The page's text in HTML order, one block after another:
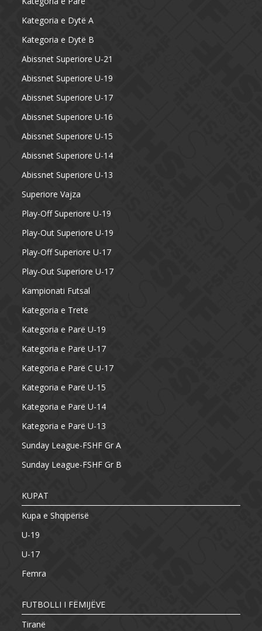
Kategoria e Dytë A
Kategoria e Dytë B
Abissnet Superiore U-21
Abissnet Superiore U-19
Abissnet Superiore U-17
Abissnet Superiore U-16
Abissnet Superiore U-15
Abissnet Superiore U-14
Abissnet Superiore U-13
Superiore Vajza
Play-Off Superiore U-19
Play-Out Superiore U-19
Play-Off Superiore U-17
Play-Out Superiore U-17
Kampionati Futsal
Kategoria e Tretë
Kategoria e Parë U-19
Kategoria e Parë U-17
Kategoria e Parë C U-17
Kategoria e Parë U-15
Kategoria e Parë U-14
Kategoria e Parë U-13
Sunday League-FSHF Gr A
Sunday League-FSHF Gr B
KUPAT
Kupa e Shqipërisë
U-19
U-17
Femra
FUTBOLLI I FËMIJËVE
Tiranë